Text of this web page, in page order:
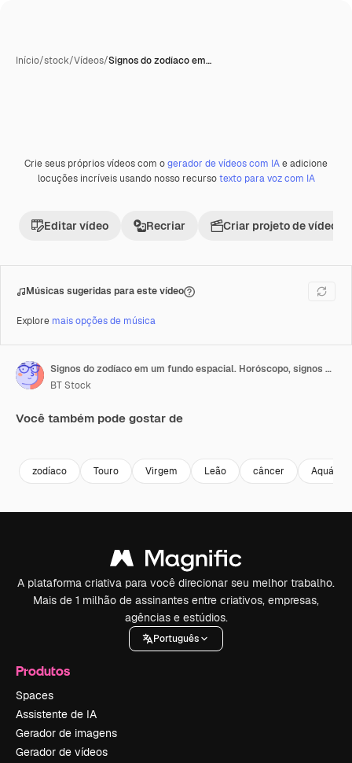
Início/stock/Vídeos/Signos do zodíaco em…
Premium
Crie seus próprios vídeos com ogerador de vídeos com IAe adicione
locuções incríveis usando nosso recursotexto para voz com IA
Editar vídeo Recriar Criar projeto de vídeo
Músicas sugeridas para este vídeo
Explore mais opções de música
Signos do zodíaco em um fundo espacial. Horóscopo, signos astrológicos do sol em uma roda roxa
BT Stock
Você também pode gostar de
zodíaco Touro Virgem Leão câncer Aquário
A plataforma criativa para você direcionar seu melhor trabalho.
Mais de 1 milhão de assinantes entre criativos, empresas,
agências e estúdios.
Português
Produtos
Spaces
Assistente de IA
Gerador de imagens
Gerador de vídeos